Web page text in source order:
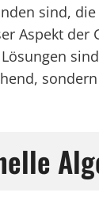
sind,
Aspekt